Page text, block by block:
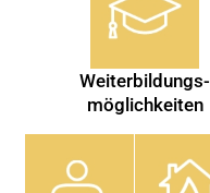
Weiterbildungs-
möglichkeiten